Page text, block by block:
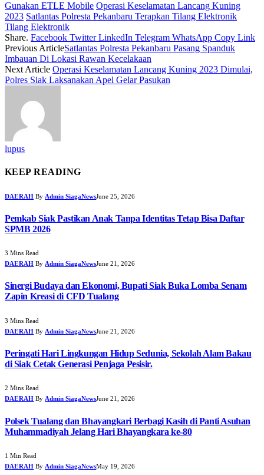
Gunakan ETLE Mobile Operasi Keselamatan Lancang Kuning
2023 Satlantas Polresta Pekanbaru Terapkan Tilang Elektronik
Tilang Elektronik
Share. Facebook Twitter LinkedIn Telegram WhatsApp Copy Link
Previous ArticleSatlantas Polresta Pekanbaru Pasang Spanduk
Imbauan Di Lokasi Rawan Kecelakaan
Next Article Operasi Keselamatan Lancang Kuning 2023 Dimulai,
Polres Siak Laksanakan Apel Gelar Pasukan
lupus
KEEP READING
DAERAH By Admin SiagaNewsJune 25, 2026
Pemkab Siak Pastikan Anak Tanpa Identitas Tetap Bisa Daftar
SPMB 2026
3 Mins Read
DAERAH By Admin SiagaNewsJune 21, 2026
Sinergi Budaya dan Ekonomi, Bupati Siak Buka Lomba Senam
Zapin Kreasi di CFD Tualang
3 Mins Read
DAERAH By Admin SiagaNewsJune 21, 2026
Peringati Hari Lingkungan Hidup Sedunia, Sekolah Alam Bakau
di Siak Cetak Generasi Penjaga Pesisir.
2 Mins Read
DAERAH By Admin SiagaNewsJune 21, 2026
Polsek Tualang dan Bhayangkari Berbagi Kasih di Panti Asuhan
Muhammadiyah Jelang Hari Bhayangkara ke-80
1 Min Read
DAERAH By Admin SiagaNewsMay 19, 2026